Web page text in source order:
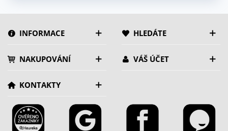
INFORMACE HLEDÁTE
NAKUPOVÁNÍ VÁŠ ÚČET
KONTAKTY